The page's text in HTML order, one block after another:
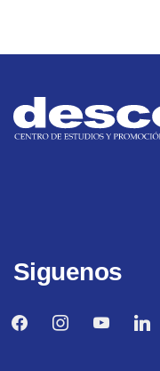
Siguenos
facebookinstagramyoutube